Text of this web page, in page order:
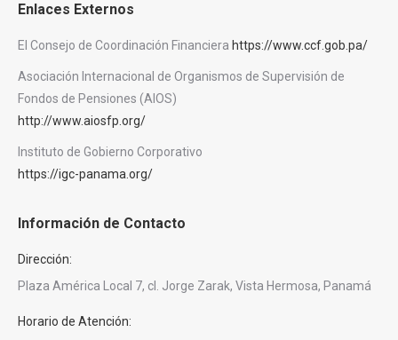
Enlaces Externos
El Consejo de Coordinación Financiera https://www.ccf.gob.pa/
Asociación Internacional de Organismos de Supervisión de
Fondos de Pensiones (AIOS)
http://www.aiosfp.org/
Instituto de Gobierno Corporativo
https://igc-panama.org/
Información de Contacto
Dirección:
Plaza América Local 7, cl. Jorge Zarak, Vista Hermosa, Panamá
Horario de Atención: